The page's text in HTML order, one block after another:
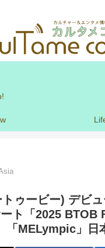
ゥービー) デビ
ト「2025 BTOB
「MELympic」日